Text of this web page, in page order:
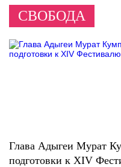
СВОБОДА
Глава Адыгеи Мурат
подготовки к XIV